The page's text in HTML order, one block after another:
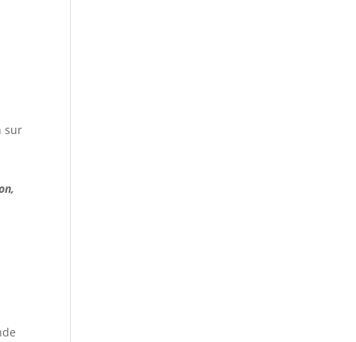
sur